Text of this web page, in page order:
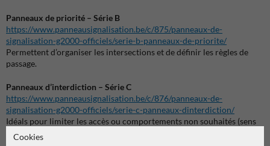
Panneaux de priorité – Série B
https://www.panneausignalisation.be/c/875/panneaux-de-
signalisation-g2000-officiels/serie-b-panneaux-de-priorite/
Permettent d’organiser les intersections et de définir les règles de
passage.
Panneaux d’interdiction – Série C
https://www.panneausignalisation.be/c/876/panneaux-de-
signalisation-g2000-officiels/serie-c-panneaux-dinterdiction/
Idéals pour limiter les accès ou comportements non souhaités (sens
interdit, limitation de tonnage, interdictions diverses).
Cookies